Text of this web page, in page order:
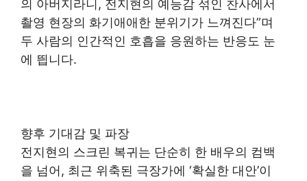
의 아버지라니, 전지현의 예능감 섞인 찬사에서
촬영 현장의 화기애애한 분위기가 느껴진다”며
두 사람의 인간적인 호흡을 응원하는 반응도 눈
에 띕니다.
향후 기대감 및 파장
전지현의 스크린 복귀는 단순히 한 배우의 컴백
을 넘어, 최근 위축된 극장가에 ‘확실한 대안’이